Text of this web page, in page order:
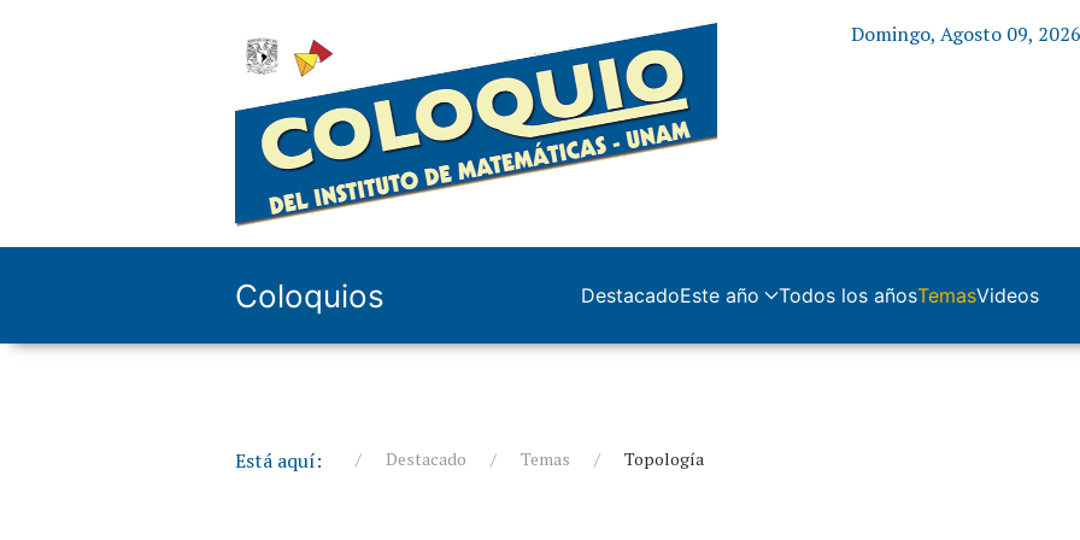
Domingo, Agosto 09, 2026
Coloquios DestacadoEste año Todos los añosTemasVideos
Está aquí: Destacado Temas Topología